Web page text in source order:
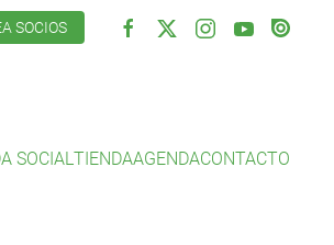
SOCIOS
SOCIALTIENDAAGENDACONTACTO